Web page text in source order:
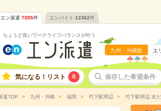
エン派遣 7355件 エンバイト 12362件
ちょうど良いワークライフバランスが叶う
九州・沖縄版 エ
気になる！リスト 0 保存した希望条件
遣TOP 九州・沖縄 福岡 竹下駅周辺 竹下駅周辺 友